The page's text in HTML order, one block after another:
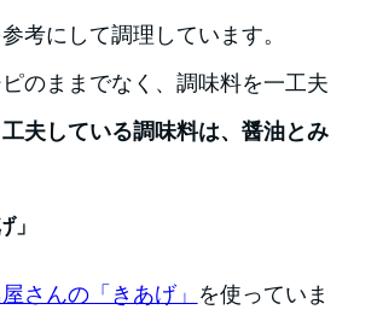
考にして調理しています。
のままでなく、調味料を一工夫
工夫している調味料は、醤油とみ
」
さんの「きあげ」 を使っていま